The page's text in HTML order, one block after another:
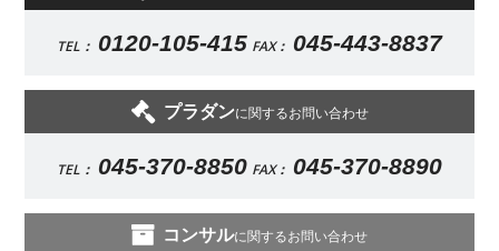
TEL： 0120-105-415 FAX： 045-443-8837
プラダンに関するお問い合わせ
TEL： 045-370-8850 FAX： 045-370-8890
コンサルに関するお問い合わせ